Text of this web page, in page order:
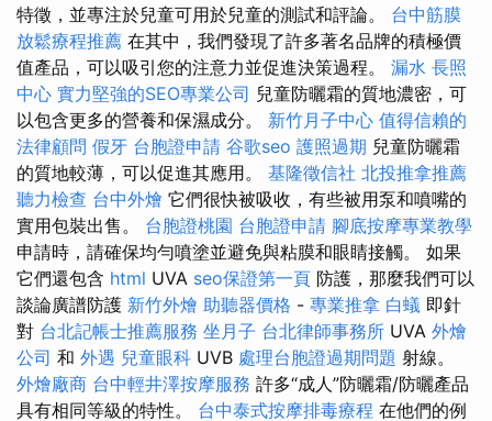
特徵，並專注於兒童可用於兒童的測試和評論。 台中筋膜
放鬆療程推薦 在其中，我們發現了許多著名品牌的積極價
值產品，可以吸引您的注意力並促進決策過程。 漏水 長照
中心 實力堅強的SEO專業公司 兒童防曬霜的質地濃密，可
以包含更多的營養和保濕成分。 新竹月子中心 值得信賴的
法律顧問 假牙 台胞證申請 谷歌seo 護照過期 兒童防曬霜
的質地較薄，可以促進其應用。 基隆徵信社 北投推拿推薦
聽力檢查 台中外燴 它們很快被吸收，有些被用泵和噴嘴的
實用包裝出售。 台胞證桃園 台胞證申請 腳底按摩專業教學
申請時，請確保均勻噴塗並避免與粘膜和眼睛接觸。 如果
它們還包含 html UVA seo保證第一頁 防護，那麼我們可以
談論廣譜防護 新竹外燴 助聽器價格 - 專業推拿 白蟻 即針
對 台北記帳士推薦服務 坐月子 台北律師事務所 UVA 外燴
公司 和 外遇 兒童眼科 UVB 處理台胞證過期問題 射線。
外燴廠商 台中輕井澤按摩服務 許多“成人”防曬霜/防曬產品
具有相同等級的特性。 台中泰式按摩排毒療程 在他們的例